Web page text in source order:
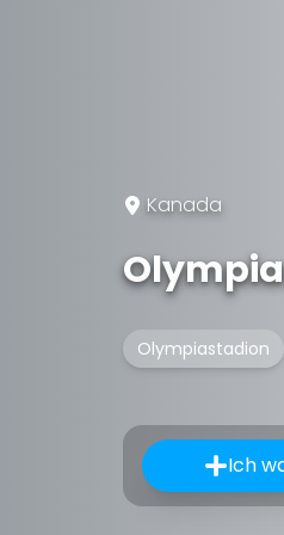
Kanada
Olympiastadion
Ich